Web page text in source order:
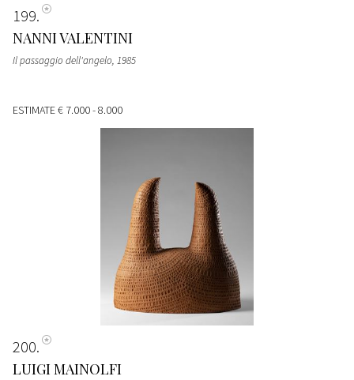
199
NANNI VALENTINI
Il passaggio dell'angelo, 1985
ESTIMATE€ 7.000 - 8.000
200
LUIGI MAINOLFI